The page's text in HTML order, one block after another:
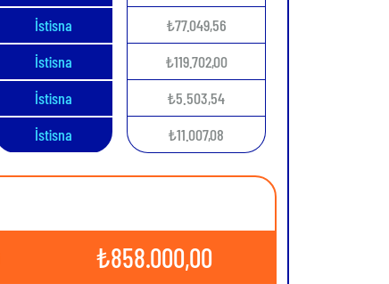
İstisna ₺77.049,56
İstisna ₺119.702,00
İstisna ₺5.503,54
İstisna ₺11.007,08
₺858.000,00